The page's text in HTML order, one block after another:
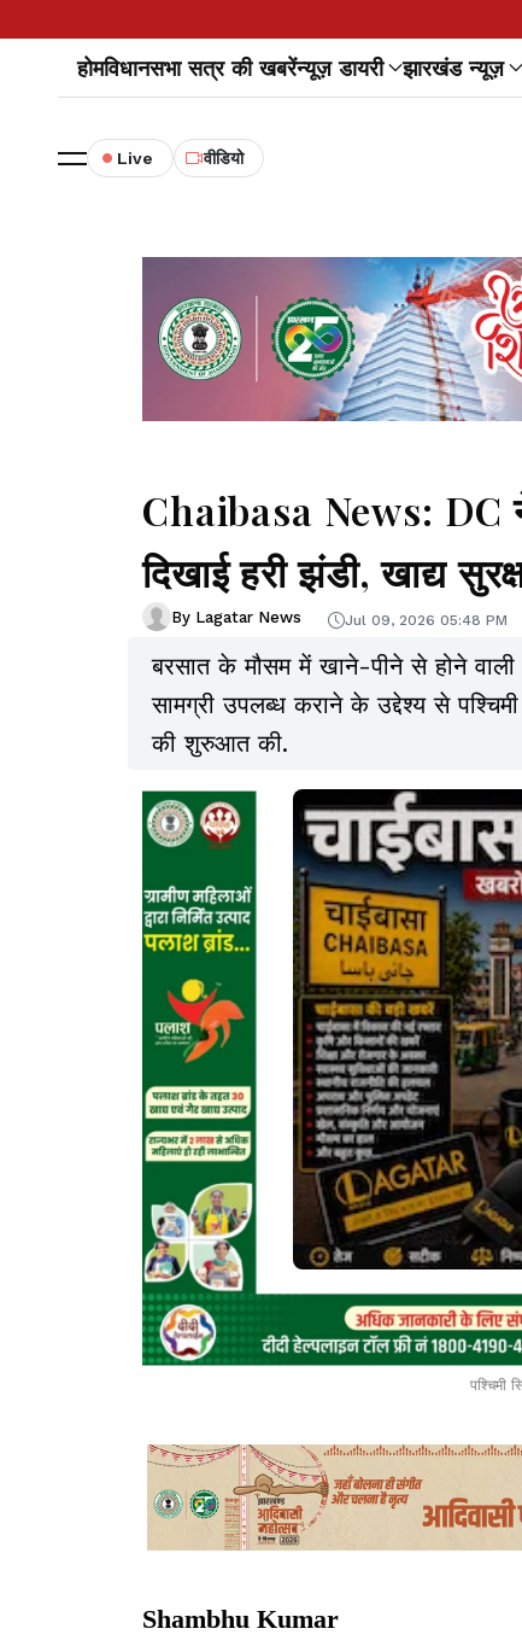
होमविधानसभा सत्र की खबरेंन्यूज़ डायरी झारखंड न्यूज़
Live वीडियो
Chaibasa News: DC
दिखाई हरी झंडी, खाद्य
By Lagatar News Jul 09, 2026 05:48 PM
बरसात के मौसम में खाने-पीने से होने वाली
सामग्री उपलब्ध कराने के उद्देश्य से
की शुरुआत की.
पश्चिमी
Shambhu Kumar